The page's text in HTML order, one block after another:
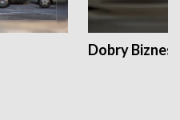
Dobry Biznes